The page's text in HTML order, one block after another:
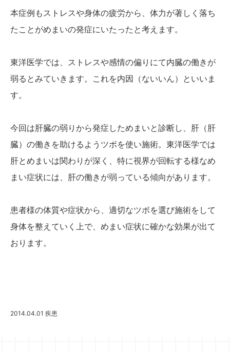
本症例もストレスや身体の疲労から、体力が著しく落ち
たことがめまいの発症にいたったと考えます。
東洋医学では、ストレスや感情の偏りにて内臓の働きが
弱るとみていきます。これを内因（ないいん）といいま
す。
今回は肝臓の弱りから発症しためまいと診断し、肝（肝
臓）の働きを助けるようツボを使い施術。東洋医学では
肝とめまいは関わりが深く、特に視界が回転する様なめ
まい症状には、肝の働きが弱っている傾向があります。
患者様の体質や症状から、適切なツボを選び施術をして
身体を整えていく上で、めまい症状に確かな効果が出て
おります。
2014.04.01 疾患